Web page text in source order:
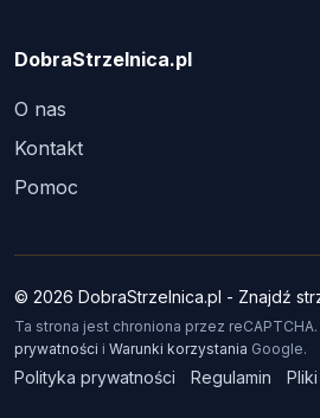
DobraStrzelnica.pl
O nas
Kontakt
Pomoc
© 2026 DobraStrzelnica.pl - Znajdź
Ta strona jest chroniona przez
prywatności i Warunki korzystania Google.
Polityka prywatności Regulamin